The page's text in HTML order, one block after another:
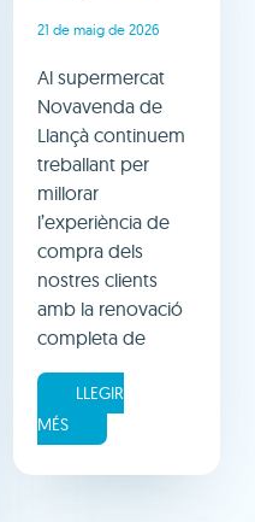
21 de maig de 2026
Al supermercat
Novavenda de
Llançà continuem
treballant per
millorar
l’experiència de
compra dels
nostres clients
amb la renovació
completa de
LLEGIR
MÉS